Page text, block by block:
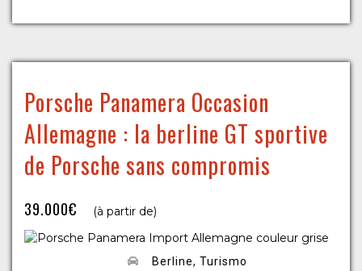
Porsche Panamera Occasion
Allemagne : la berline GT sportive
de Porsche sans compromis
39.000€ (à partir de)
Berline, Turismo